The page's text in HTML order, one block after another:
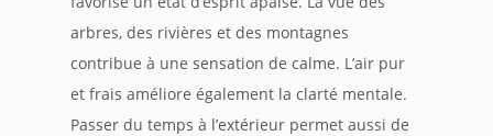
arbres, des rivières et des montagnes
contribue à une sensation de calme. L’air pur
et frais améliore également la clarté mentale.
Passer du temps à l’extérieur permet aussi de